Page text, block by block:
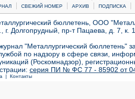
| СВЕЖИЙ НОМЕР | АРХИВ | ПОДПИСКА |
бюллетень, ООО
г. Долгопрудный, пр-т Пацаева, д. 7,
"Металлургический бюллетень"
по надзору в сфере связи,
(Роскомнадзор),
серия ПИ № ФС 77 - 85902 от 04
| Контакты